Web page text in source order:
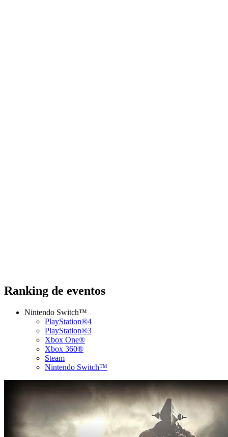
Ranking de eventos
Nintendo Switch™
PlayStation®4
PlayStation®3
Xbox One®
Xbox 360®
Steam
Nintendo Switch™